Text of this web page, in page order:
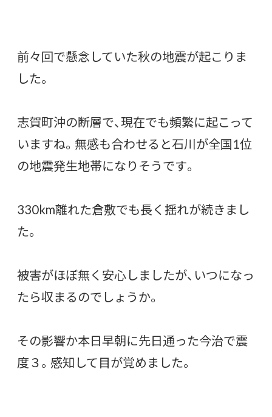
前々回で懸念していた秋の地震が起こりま
した。
志賀町沖の断層で、現在でも頻繁に起こって
いますね。無感も合わせると石川が全国1位
の地震発生地帯になりそうです。
330km離れた倉敷でも長く揺れが続きまし
た。
被害がほぼ無く安心しましたが、いつになっ
たら収まるのでしょうか。
その影響か本日早朝に先日通った今治で震
度３。感知して目が覚めました。